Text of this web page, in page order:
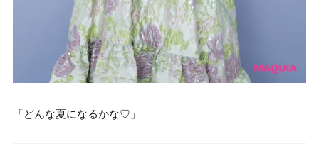
「どんな夏になるかな♡」